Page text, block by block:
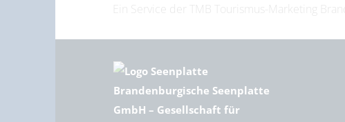
Ein Service der TMB Tourismus-Marketing
Brandenburgische Seenplatte
GmbH – Gesellschaft für